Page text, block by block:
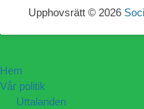
Upphovsrätt © 2026
Hem
Vår politik
Uttalanden